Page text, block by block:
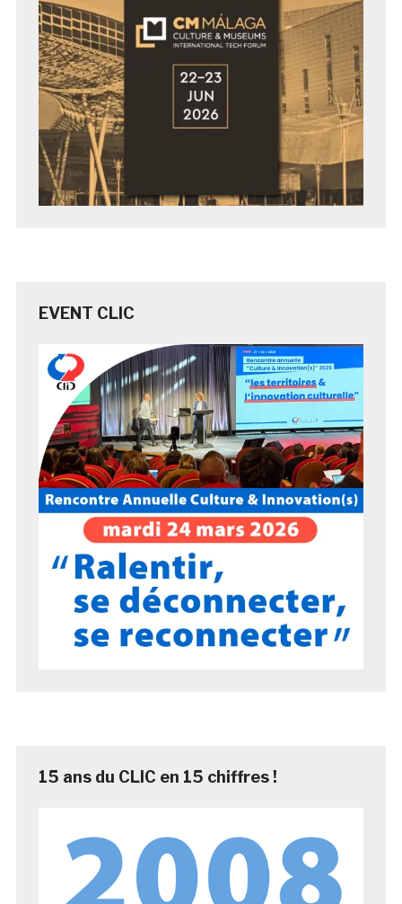
EVENT CLIC
15 ans du CLIC en 15 chiffres !